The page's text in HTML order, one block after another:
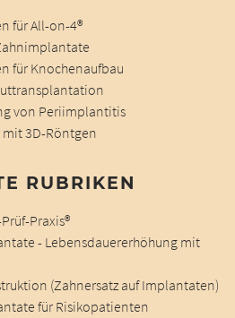
für All-on-4®
für Knochenaufbau
von Periimplantitis
3D-Röntgen
RUBRIKEN
Praxis®
- Lebensdauererhöhung mit
(Zahnersatz auf Implantaten)
für Risikopatienten